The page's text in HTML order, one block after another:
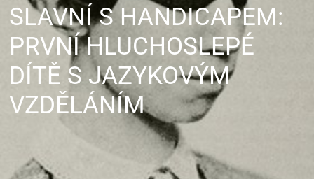
SLAVNÍ S HANDICAPEM:
PRVNÍ HLUCHOSLEPÉ
DÍTĚ S JAZYKOVÝM
VZDĚLÁNÍM